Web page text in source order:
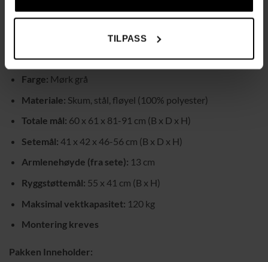
TILPASS
Elegant Design:Mørk grå fløyel gir stolen et luksuriøst og
Farge: Mørk grå
Materiale: Skum, stål, fløyel (100% polyester)
Totale mål: 60 x 61 x 81-91 cm (B x D x H)
Setemål: 41 x 42 x 46-56 cm (B x D x H)
Armlenehøyde (fra sete): 13 cm
Ryggstøttemål: 55 x 41 cm (B x H)
Maksimal vektkapasitet: 120 kg
Montering kreves
Pakken Inneholder: